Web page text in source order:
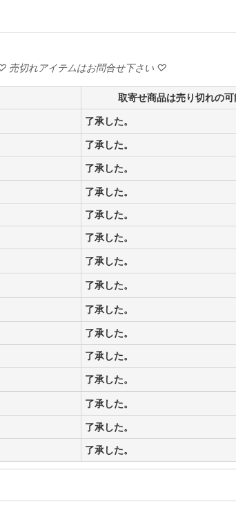
取寄せ商品は売り切れの
了承した。
了承した。
了承した。
了承した。
了承した。
了承した。
了承した。
了承した。
了承した。
了承した。
了承した。
了承した。
了承した。
了承した。
了承した。